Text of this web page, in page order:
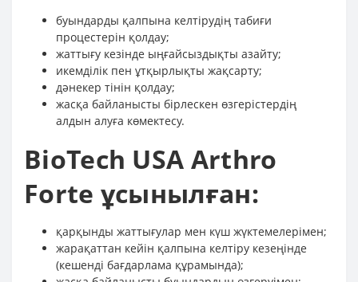
буындарды қалпына келтірудің табиғи
процестерін қолдау;
жаттығу кезінде ыңғайсыздықты азайту;
икемділік пен ұтқырлықты жақсарту;
дәнекер тінін қолдау;
жасқа байланысты бірлескен өзгерістердің
алдын алуға көмектесу.
BioTech USA Arthro
Forte ұсынылған:
қарқынды жаттығулар мен күш жүктемелерімен;
жарақаттан кейін қалпына келтіру кезеңінде
(кешенді бағдарлама құрамында);